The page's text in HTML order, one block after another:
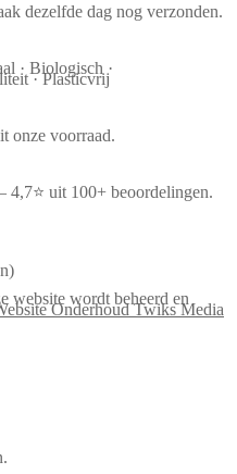
dezelfde dag nog verzonden.
· Biologisch ·
· Plasticvrij
onze voorraad.
uit 100+ beoordelingen.
website wordt beheerd en